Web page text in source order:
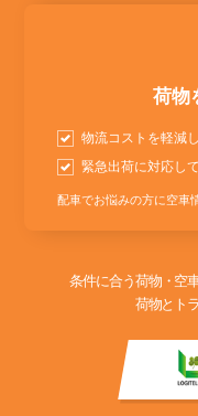
荷物
物流コストを軽減
緊急出荷に対応し
配車でお悩みの方に空車
条件に合う荷物・空
荷物とト